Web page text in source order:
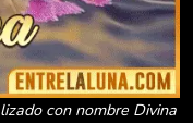
con nombre Divina